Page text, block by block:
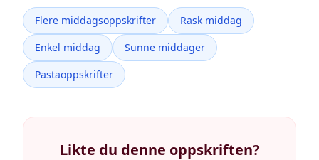
Flere middagsoppskrifter
Rask middag
Enkel middag
Sunne middager
Pastaoppskrifter
Likte du denne oppskriften?